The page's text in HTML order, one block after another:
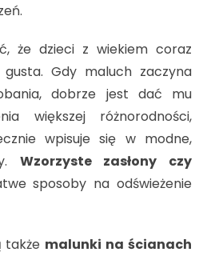
że dzieci z wiekiem coraz
Gdy maluch zaczyna
dobrze jest dać mu
większej różnorodności,
wpisuje się w modne,
Wzorzyste zasłony czy
sposoby na odświeżenie
także malunki na ścianach